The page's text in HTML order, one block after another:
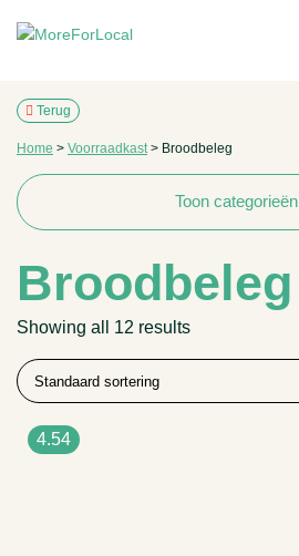
Terug
Home > Voorraadkast> Broodbeleg
Toon categorieën
Broodbeleg
Showing all 12 results
4.54